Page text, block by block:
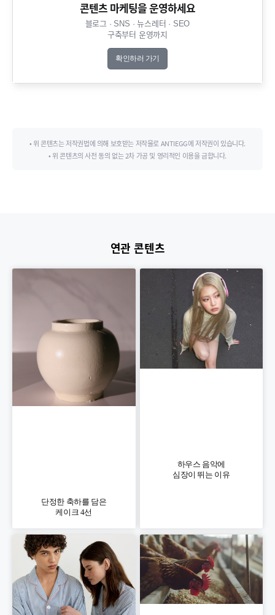
콘텐츠 마케팅을 운영하세요​
블로그 · SNS · 뉴스레터 · SEO
구축부터 운영까지​
확인하러 가기
• 위 콘텐츠는 저작권법에 의해 보호받는 저작물로 ANTIEGG에 저작권이 있습니다.
• 위 콘텐츠의 사전 동의 없는 2차 가공 및 영리적인 이용을 금합니다.
연관 콘텐츠
단정한 축하를 담은
케이크 4선
하우스 음악에
심장이 뛰는 이유